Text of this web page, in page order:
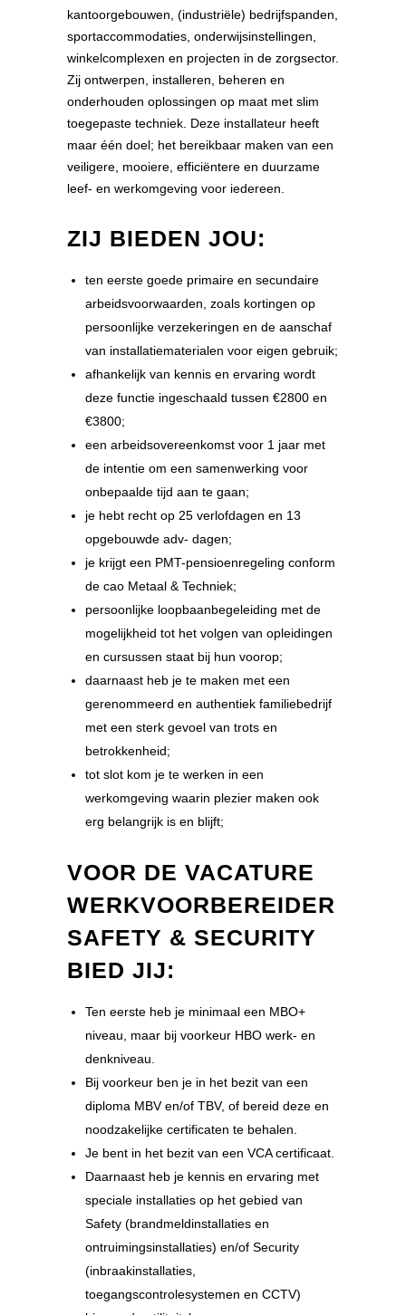
kantoorgebouwen, (industriële) bedrijfspanden,
sportaccommodaties, onderwijsinstellingen,
winkelcomplexen en projecten in de zorgsector.
Zij ontwerpen, installeren, beheren en
onderhouden oplossingen op maat met slim
toegepaste techniek. Deze installateur heeft
maar één doel; het bereikbaar maken van een
veiligere, mooiere, efficiëntere en duurzame
leef- en werkomgeving voor iedereen.
ZIJ BIEDEN JOU:
ten eerste goede primaire en secundaire
arbeidsvoorwaarden, zoals kortingen op
persoonlijke verzekeringen en de aanschaf
van installatiematerialen voor eigen gebruik;
afhankelijk van kennis en ervaring wordt
deze functie ingeschaald tussen €2800 en
€3800;
een arbeidsovereenkomst voor 1 jaar met
de intentie om een samenwerking voor
onbepaalde tijd aan te gaan;
je hebt recht op 25 verlofdagen en 13
opgebouwde adv- dagen;
je krijgt een PMT-pensioenregeling conform
de cao Metaal & Techniek;
persoonlijke loopbaanbegeleiding met de
mogelijkheid tot het volgen van opleidingen
en cursussen staat bij hun voorop;
daarnaast heb je te maken met een
gerenommeerd en authentiek familiebedrijf
met een sterk gevoel van trots en
betrokkenheid;
tot slot kom je te werken in een
werkomgeving waarin plezier maken ook
erg belangrijk is en blijft;
VOOR DE VACATURE
WERKVOORBEREIDER
SAFETY & SECURITY
BIED JIJ:
Ten eerste heb je minimaal een MBO+
niveau, maar bij voorkeur HBO werk- en
denkniveau.
Bij voorkeur ben je in het bezit van een
diploma MBV en/of TBV, of bereid deze en
noodzakelijke certificaten te behalen.
Je bent in het bezit van een VCA certificaat.
Daarnaast heb je kennis en ervaring met
speciale installaties op het gebied van
Safety (brandmeldinstallaties en
ontruimingsinstallaties) en/of Security
(inbraakinstallaties,
toegangscontrolesystemen en CCTV)